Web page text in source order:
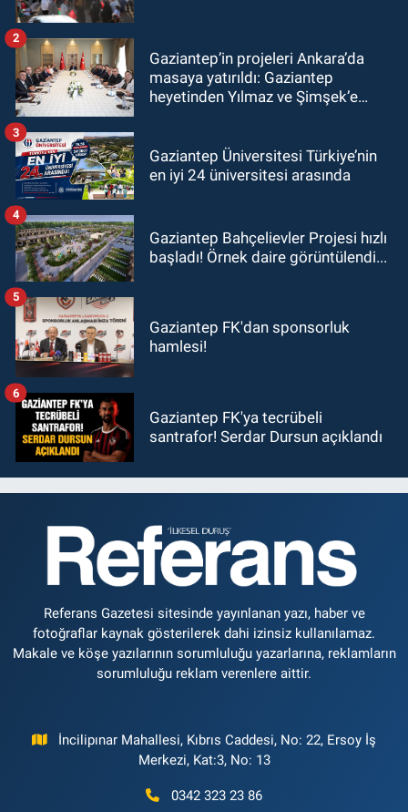
Gaziantep’in projeleri Ankara’da
masaya yatırıldı: Gaziantep
heyetinden Yılmaz ve Şimşek’e
2
Gaziantep Üniversitesi Türkiye’nin
en iyi 24 üniversitesi arasında
3
Gaziantep Bahçelievler Projesi hızlı
başladı! Örnek daire görüntülendi...
4
Gaziantep FK'dan sponsorluk
hamlesi!
5
Gaziantep FK'ya tecrübeli
santrafor! Serdar Dursun açıklandı
6
Referans Gazetesi sitesinde yayınlanan yazı, haber ve
fotoğraflar kaynak gösterilerek dahi izinsiz kullanılamaz.
Makale ve köşe yazılarının sorumluluğu yazarlarına, reklamların
sorumluluğu reklam verenlere aittir.
İncilipınar Mahallesi, Kıbrıs Caddesi, No: 22, Ersoy İş
Merkezi, Kat:3, No: 13
0342 323 23 86